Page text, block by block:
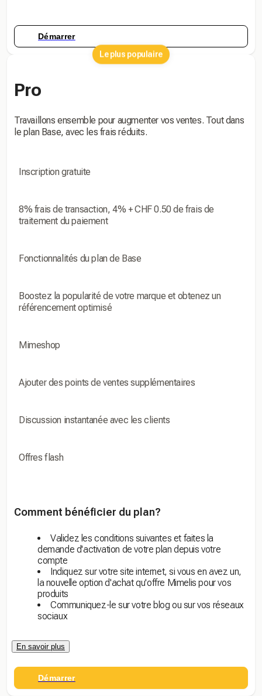
Démarrer
Le plus populaire
Pro
Travaillons ensemble pour augmenter vos ventes. Tout dans
le plan Base, avec les frais réduits.
Inscription gratuite
8% frais de transaction, 4% + CHF 0.50 de frais de
traitement du paiement
Fonctionnalités du plan de Base
Boostez la popularité de votre marque et obtenez un
référencement optimisé
Mimeshop
Ajouter des points de ventes supplémentaires
Discussion instantanée avec les clients
Offres flash
Comment bénéficier du plan?
Validez les conditions suivantes et faites la
demande d'activation de votre plan depuis votre
compte
Indiquez sur votre site internet, si vous en avez un,
la nouvelle option d'achat qu'offre Mimelis pour vos
produits
Communiquez-le sur votre blog ou sur vos réseaux
sociaux
En savoir plus
Démarrer